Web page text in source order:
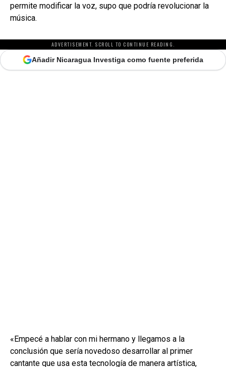
permite modificar la voz, supo que podría revolucionar la
música.
ADVERTISEMENT. SCROLL TO CONTINUE READING.
Añadir Nicaragua Investiga como fuente preferida
«Empecé a hablar con mi hermano y llegamos a la
conclusión que sería novedoso desarrollar al primer
cantante que usa esta tecnología de manera artística,